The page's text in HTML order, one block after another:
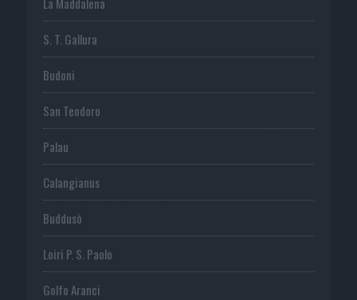
S. T. Gallura
Budoni
San Teodoro
Palau
Calangianus
Buddusò
Loiri P. S. Paolo
Golfo Aranci